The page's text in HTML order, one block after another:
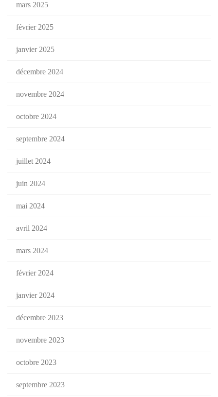
mars 2025
février 2025
janvier 2025
décembre 2024
novembre 2024
octobre 2024
septembre 2024
juillet 2024
juin 2024
mai 2024
avril 2024
mars 2024
février 2024
janvier 2024
décembre 2023
novembre 2023
octobre 2023
septembre 2023